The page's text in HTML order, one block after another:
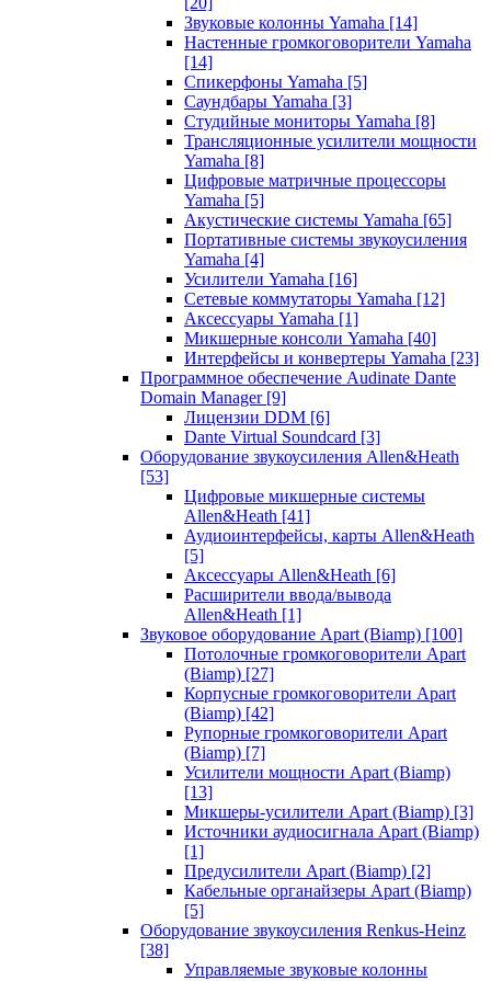
Звуковые колонны Yamaha [14]
Настенные громкоговорители Yamaha
[14]
Спикерфоны Yamaha [5]
Саундбары Yamaha [3]
Студийные мониторы Yamaha [8]
Трансляционные усилители мощности
Yamaha [8]
Цифровые матричные процессоры
Yamaha [5]
Акустические системы Yamaha [65]
Портативные системы звукоусиления
Yamaha [4]
Усилители Yamaha [16]
Сетевые коммутаторы Yamaha [12]
Аксессуары Yamaha [1]
Микшерные консоли Yamaha [40]
Интерфейсы и конвертеры Yamaha [23]
Программное обеспечение Audinate Dante
Domain Manager [9]
Лицензии DDM [6]
Dante Virtual Soundcard [3]
Оборудование звукоусиления Allen&Heath
[53]
Цифровые микшерные системы
Allen&Heath [41]
Аудиоинтерфейсы, карты Allen&Heath
[5]
Аксессуары Allen&Heath [6]
Расширители ввода/вывода
Allen&Heath [1]
Звуковое оборудование Apart (Biamp) [100]
Потолочные громкоговорители Apart
(Biamp) [27]
Корпусные громкоговорители Apart
(Biamp) [42]
Рупорные громкоговорители Apart
(Biamp) [7]
Усилители мощности Apart (Biamp)
[13]
Микшеры-усилители Apart (Biamp) [3]
Источники аудиосигнала Apart (Biamp)
[1]
Предусилители Apart (Biamp) [2]
Кабельные органайзеры Apart (Biamp)
[5]
Оборудование звукоусиления Renkus-Heinz
[38]
Управляемые звуковые колонны